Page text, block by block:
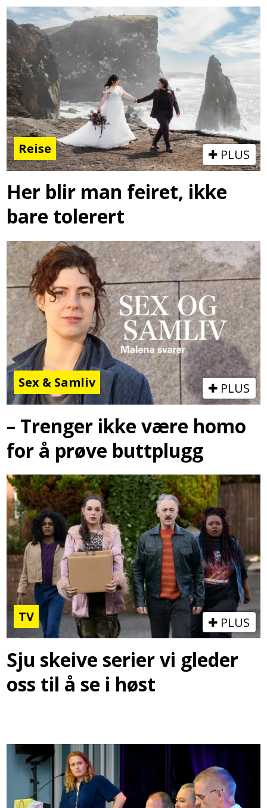
Reise PLUS
Her blir man feiret, ikke
bare tolerert
Sex & Samliv PLUS
– Trenger ikke være homo
for å prøve buttplugg
TV PLUS
Sju skeive serier vi gleder
oss til å se i høst